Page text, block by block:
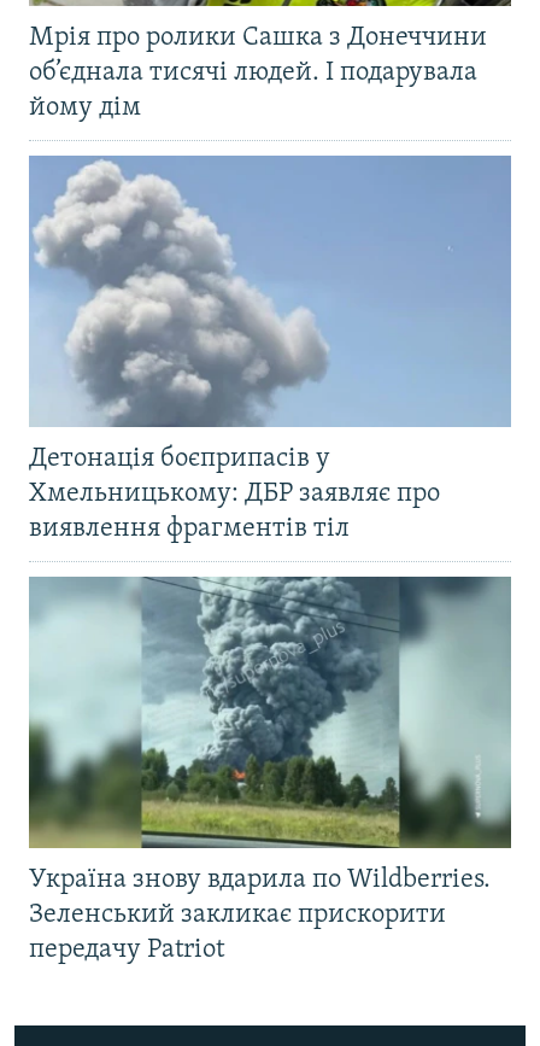
Мрія про ролики Сашка з Донеччини
об’єднала тисячі людей. І подарувала
йому дім
Детонація боєприпасів у
Хмельницькому: ДБР заявляє про
виявлення фрагментів тіл
Україна знову вдарила по Wildberries.
Зеленський закликає прискорити
передачу Patriot